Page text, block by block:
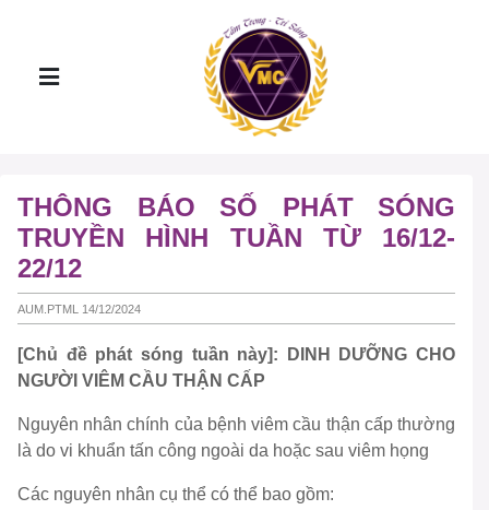
THÔNG BÁO SỐ PHÁT SÓNG
TRUYỀN HÌNH TUẦN TỪ 16/12-
22/12
AUM.PTML 14/12/2024
[Chủ đề phát sóng tuần này]: DINH DƯỠNG CHO
NGƯỜI VIÊM CẦU THẬN CẤP
Nguyên nhân chính của bệnh viêm cầu thận cấp thường
là do vi khuẩn tấn công ngoài da hoặc sau viêm họng
Các nguyên nhân cụ thể có thể bao gồm: